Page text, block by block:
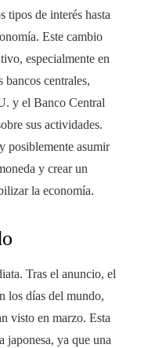
tipos de interés hasta
Este cambio
especialmente en
bancos centrales,
y el Banco Central
sus actividades.
posiblemente asumir
y crear un
la economía.
Tras el anuncio, el
los días del mundo,
visto en marzo. Esta
japonesa, ya que una